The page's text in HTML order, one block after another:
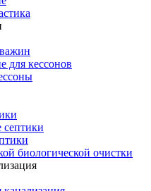
для кессонов
септики
биологической очистки